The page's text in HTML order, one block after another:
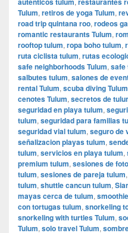
Tulum, retiros de yoga Tulum,
road trip quintana roo, rodeos
romantic restaurants Tulum,
rooftop tulum, ropa boho tulum,
ruta ciclista tulum, rutas
safe neighborhoods Tulum, safe
salbutes tulum, salones de
rental Tulum, scuba diving Tulum
cenotes Tulum, secretos de
seguridad en playa tulum,
tulum, seguridad para familias
seguridad vial tulum, seguro de
señalizacion playas tulum,
tulum, servicios en playa tulum,
premium tulum, sesiones de
tulum, sesiones de pareja tulum,
tulum, shuttle cancun tulum,
mayas cerca de tulum,
con tortugas tulum, snorkeling
snorkeling with turtles Tulum,
Tulum, solo travel Tulum,